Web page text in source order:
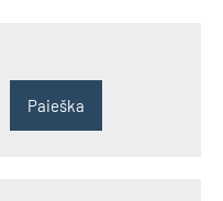
Paieška